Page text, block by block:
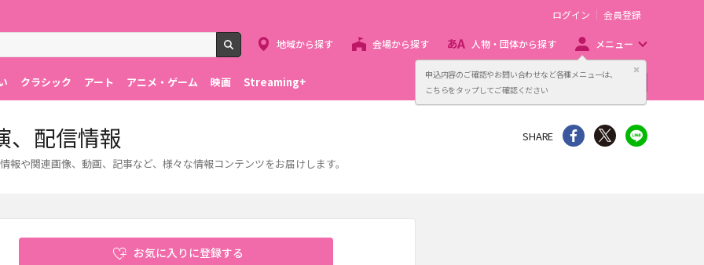
申込内容のご確認やお問い合わせなど各種メニューは、
こちらをタップしてご確認ください
閉じる
検索
ログイン 会員登録
地域から探す 会場から探す 人物・団体から探す メニュー
クラシック アート アニメ・ゲーム 映画 Streaming+ 主催者向け販売サービス
、配信情報
や関連画像、動画、記事など、様々な情報コンテンツをお届けします。
SHARE シェア Twitter
お気に入りに登録する